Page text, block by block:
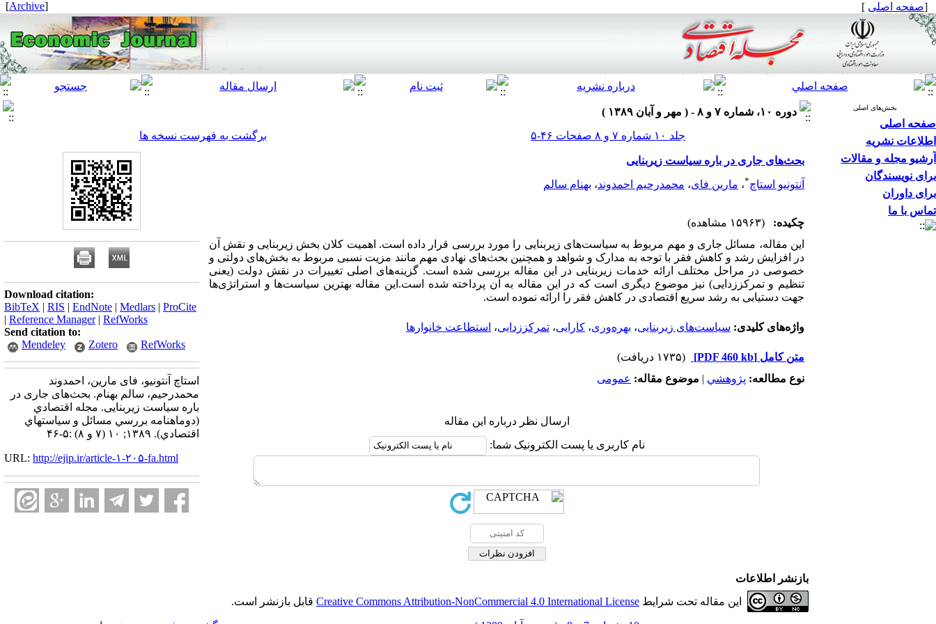
[صفحه اصلی ]
[
Archive
]
بخش‌های اصلی
صفحه اصلی
اطلاعات نشریه
آرشیو مجله و مقالات
برای نویسندگان
برای داوران
تماس با ما
دوره ۱۰، شماره ۷ و ۸ - ( مهر و آبان ۱۳۸۹ )
جلد ۱۰ شماره ۷ و ۸ صفحات ۴۶-۵
برگشت به فهرست نسخه ها
بحث‌های جاری در باره سیاست زیربنایی
آنتونیو استاچ*، مارین فای، محمدرحیم احمدوند، بهنام سالم
چکیده:
(۱۵۹۶۳ مشاهده)
این مقاله، مسائل جاری و مهم مربوط به سیاست‌های زیربنایی را مورد بررسی قرار داده است. اهمیت کلان بخش زیربنایی و نقش آن
در افزایش رشد و کاهش فقر با توجه به مدارک و شواهد و همچنین بحث‌های نهادی مهم مانند مزیت نسبی مربوط به بخش‌های دولتی و
خصوصی در مراحل مختلف ارائه خدمات زیربنایی در این مقاله بررسی شده است. گزینه‌های اصلی تغییرات در نقش دولت (یعنی
تنظیم و تمرکززدایی) نیز موضوع دیگری است که در این مقاله به آن پرداخته شده است.این مقاله بهترین سیاست‌ها و استراتژی‌ها
جهت دستیابی به رشد سریع اقتصادی در کاهش فقر را ارائه نموده است.
واژه‌های کلیدی: سیاست‌های زیربنایی، بهره‌وری، کارایی، تمرکززدایی، استطاعت خانوارها
متن کامل [PDF 460 kb]
(۱۷۳۵ دریافت)
نوع مطالعه: پژوهشي | موضوع مقاله: عمومى
ارسال نظر درباره این مقاله
نام کاربری یا پست الکترونیک شما:
Download citation:
BibTeX | RIS | EndNote | Medlars | ProCite
| Reference Manager| RefWorks
Send citation to:
Mendeley
Zotero RefWorks
استاچ آنتونیو، فای مارین، احمدوند
محمدرحیم، سالم بهنام. بحث‌های جاری در
باره سیاست زیربنایی. مجله اقتصادي
(دوماهنامه بررسي مسائل و سياستهاي
اقتصادي). ۱۳۸۹; ۱۰ (۷ و ۸) :۵-۴۶
URL: http://ejip.ir/article-۱-۲۰۵-fa.html
بازنشر اطلاعات
این مقاله تحت شرایط Creative Commons Attribution-NonCommercial 4.0 International License قابل بازنشر است.